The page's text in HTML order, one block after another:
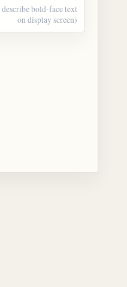
bold-face text
on display screen)